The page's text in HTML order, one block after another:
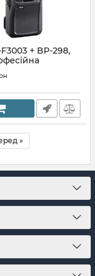
+ BP-298,
297111827
»